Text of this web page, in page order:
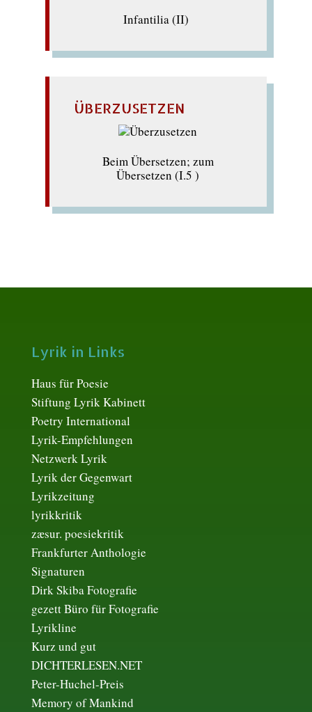
Infantilia (II)
ÜBERZUSETZEN
Beim Übersetzen; zum
Übersetzen (I.5 )
Lyrik in Links
Haus für Poesie
Stiftung Lyrik Kabinett
Poetry International
Lyrik-Empfehlungen
Netzwerk Lyrik
Lyrik der Gegenwart
Lyrikzeitung
lyrikkritik
zæsur. poesiekritik
Frankfurter Anthologie
Signaturen
Dirk Skiba Fotografie
gezett Büro für Fotografie
Lyrikline
Kurz und gut
DICHTERLESEN.NET
Peter-Huchel-Preis
Memory of Mankind